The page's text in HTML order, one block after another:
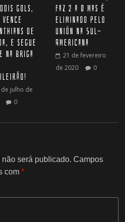
gols,
de
e segue
na briga
de julho de
0
faz 2 a 0 mas é
eliminado pelo
Unión na Sul-
Americana
21 de fevereiro
de 2020
0
será publicado. Campos
com*